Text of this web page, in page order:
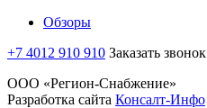
Обзоры
+7 4012 910 910 Заказать звонок
ООО «Регион-Снабжение»
Разработка сайта Консалт-Инфо